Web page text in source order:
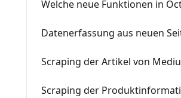
Welche neue Funktionen in
Datenerfassung aus neuen
Scraping der Artikel von
Scraping der